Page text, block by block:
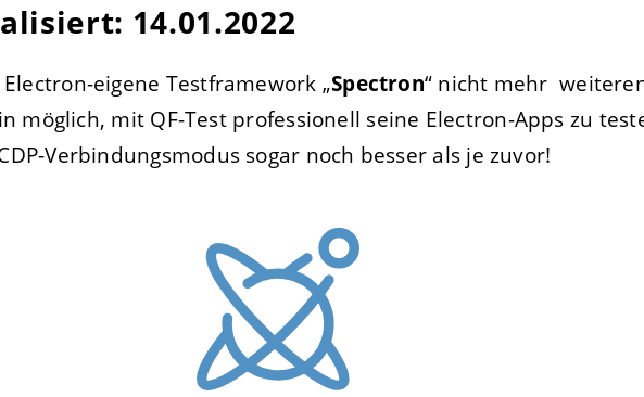
14.01.2022
eigene Testframework „Spectron“ nicht mehr
möglich, mit QF-Test professionell seine Electron-Apps zu
Verbindungsmodus sogar noch besser als je zuvor!